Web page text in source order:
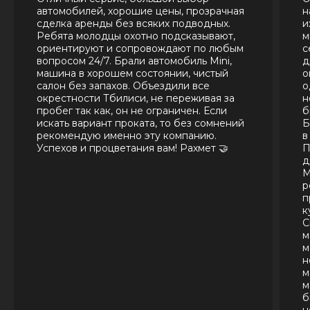
автомобилей, хорошие цены, прозрачная
сделка аренды без всяких подводных.
Ребята молодцы охотно подсказывают,
ориентируют и сопровождают по любым
вопросом 24/7. Брали автомобиль Mini,
машина в хорошем состоянии, чистый
салон без запахов. Объездили все
окрестности Тбилиси, не переживая за
пробег так как, он не ограничен. Если
искать вариант проката, то без сомнений
рекомендую именно эту компанию.
Успехов и процветания вам! Рахмет 🤝